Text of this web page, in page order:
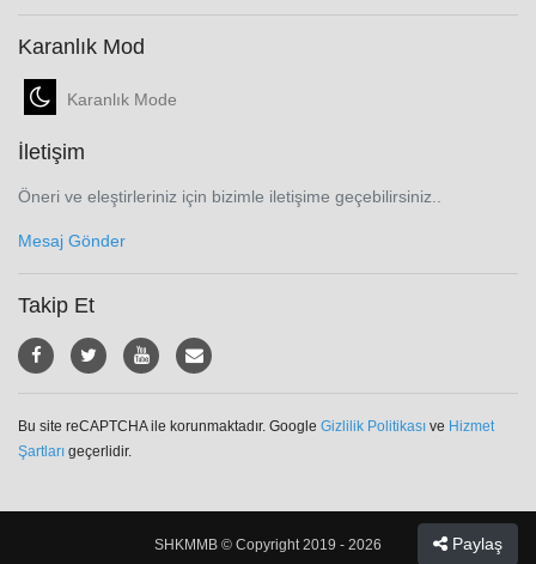
Karanlık Mod
Karanlık Mode
İletişim
Öneri ve eleştirleriniz için bizimle iletişime geçebilirsiniz..
Mesaj Gönder
Takip Et
Bu site reCAPTCHA ile korunmaktadır. Google Gizlilik Politikası ve Hizmet
Şartları geçerlidir.
Paylaş
SHKMMB © Copyright 2019 - 2026